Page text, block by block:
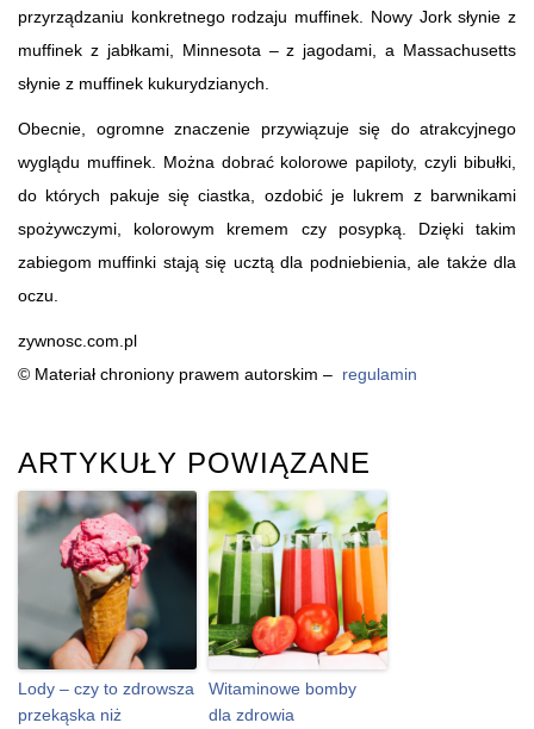
przyrządzaniu konkretnego rodzaju muffinek. Nowy Jork słynie z
muffinek z jabłkami, Minnesota – z jagodami, a Massachusetts
słynie z muffinek kukurydzianych.
Obecnie, ogromne znaczenie przywiązuje się do atrakcyjnego
wyglądu muffinek. Można dobrać kolorowe papiloty, czyli bibułki,
do których pakuje się ciastka, ozdobić je lukrem z barwnikami
spożywczymi, kolorowym kremem czy posypką. Dzięki takim
zabiegom muffinki stają się ucztą dla podniebienia, ale także dla
oczu.
zywnosc.com.pl
© Materiał chroniony prawem autorskim – regulamin
ARTYKUŁY POWIĄZANE
Lody – czy to zdrowsza
przekąska niż
Witaminowe bomby
dla zdrowia